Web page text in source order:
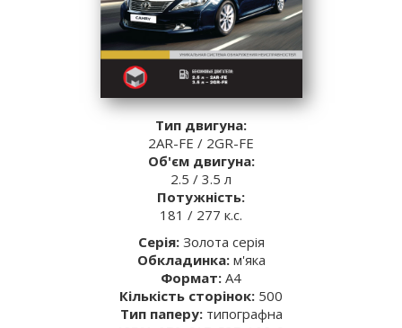
Тип двигуна:
2AR-FE / 2GR-FE
Об'єм двигуна:
2.5 / 3.5 л
Потужність:
181 / 277 к.с.
Серія:Золота серія
Обкладинка:м'яка
Формат: А4
Кількість сторінок: 500
Тип паперу:типографна